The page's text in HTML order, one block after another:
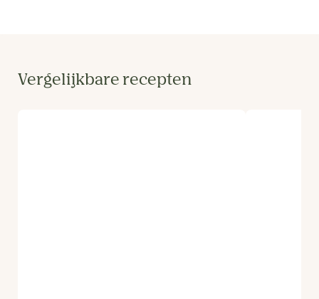
Vergelijkbare recepten